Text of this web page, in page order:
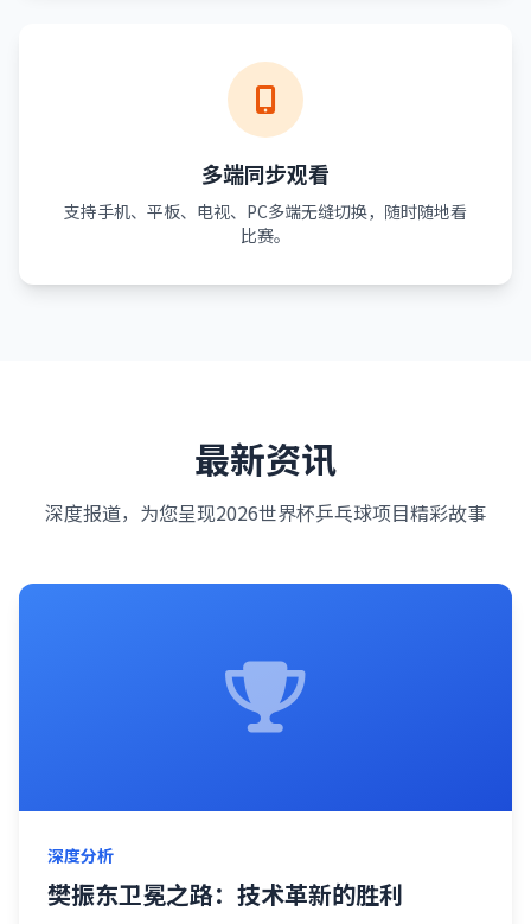
多端同步观看
支持手机、平板、电视、PC多端无缝切换，随时随地看
比赛。
最新资讯
深度报道，为您呈现2026世界杯乒乓球项目精彩故事
深度分析
樊振东卫冕之路：技术革新的胜利